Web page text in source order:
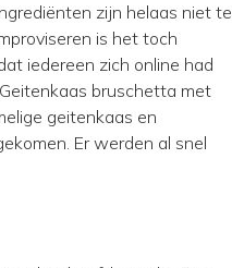
zijn helaas niet te
is het toch
iedereen zich online had
bruschetta met
geitenkaas en
Er werden al snel